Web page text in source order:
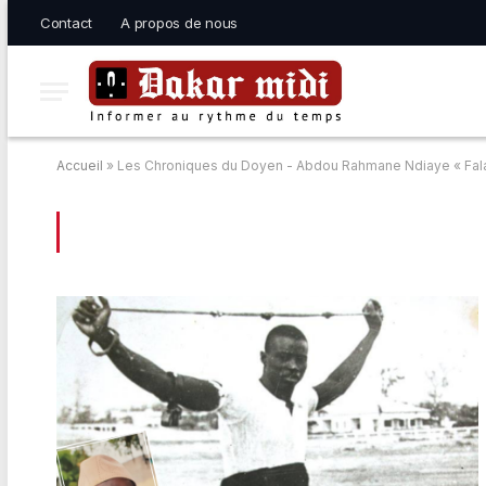
Contact A propos de nous
Accueil » Les Chroniques du Doyen - Abdou Rahmane Ndiaye «